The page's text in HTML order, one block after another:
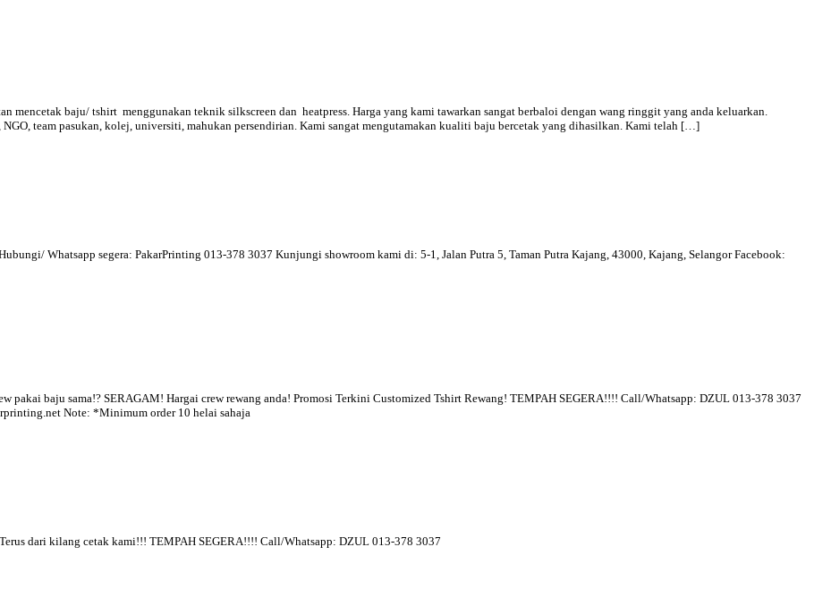
mencetak baju/ tshirt menggunakan teknik silkscreen dan heatpress. Harga yang kami tawarkan sangat berbaloi dengan wang ringgit yang anda keluarkan.
team pasukan, kolej, universiti, mahukan persendirian. Kami sangat mengutamakan kualiti baju bercetak yang dihasilkan. Kami telah […]
Whatsapp segera: PakarPrinting 013-378 3037 Kunjungi showroom kami di: 5-1, Jalan Putra 5, Taman Putra Kajang, 43000, Kajang, Selangor Facebook:
pakai baju sama!? SERAGAM! Hargai crew rewang anda! Promosi Terkini Customized Tshirt Rewang! TEMPAH SEGERA!!!! Call/Whatsapp: DZUL 013-378 3037
Note: *Minimum order 10 helai sahaja
dari kilang cetak kami!!! TEMPAH SEGERA!!!! Call/Whatsapp: DZUL 013-378 3037